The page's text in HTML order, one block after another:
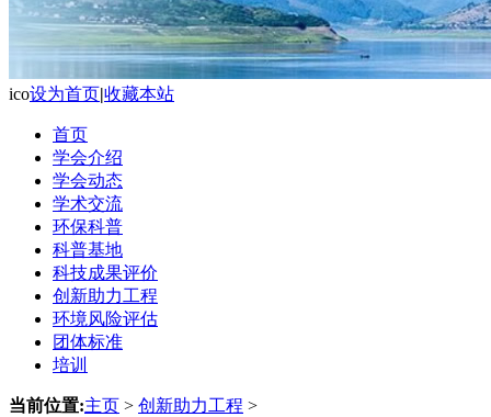
ico设为首页|收藏本站
首页
学会介绍
学会动态
学术交流
环保科普
科普基地
科技成果评价
创新助力工程
环境风险评估
团体标准
培训
当前位置:主页 > 创新助力工程 >